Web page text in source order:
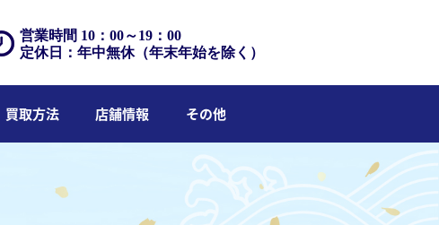
営業時間 10：00～19：00
定休日：年中無休（年末年始を除く）
買取方法 店舗情報 その他